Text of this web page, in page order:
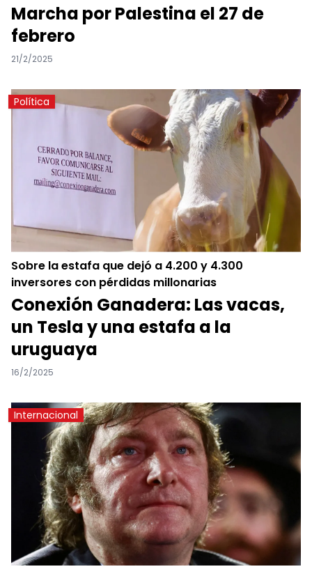
Marcha por Palestina el 27 de
febrero
21/2/2025
Política
Sobre la estafa que dejó a 4.200 y 4.300
inversores con pérdidas millonarias
Conexión Ganadera: Las vacas,
un Tesla y una estafa a la
uruguaya
16/2/2025
Internacional